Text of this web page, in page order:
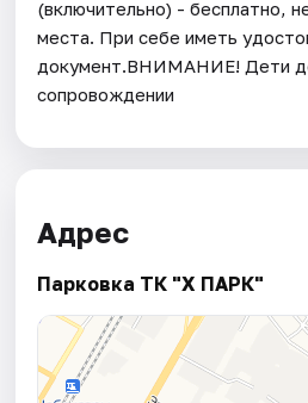
(включительно) - бесплатно,
места. При себе иметь
документ.ВНИМАНИЕ! Дети
сопровождении
Адрес
Парковка ТК "Х ПАРК"